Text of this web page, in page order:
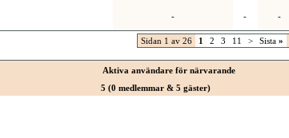
- - -
Sidan 1 av 26 1 2 3 11 > Sista »
Aktiva användare för närvarande
5 (0 medlemmar & 5 gäster)